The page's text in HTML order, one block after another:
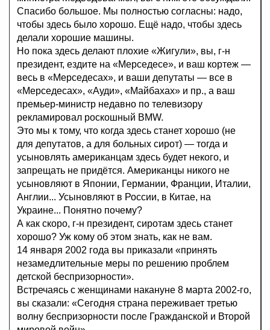
Спасибо большое. Мы полностью согласны: надо,
чтобы здесь было хорошо. Ещё надо, чтобы здесь
делали хорошие машины.
Но пока здесь делают плохие «Жигули», вы, г-н
президент, ездите на «Мерседесе», и ваш кортеж —
весь в «Мерседесах», и ваши депутаты — все в
«Мерседесах», «Ауди», «Майбахах» и пр., а ваш
премьер-министр недавно по телевизору
рекламировал роскошный BMW.
Это мы к тому, что когда здесь станет хорошо (не
для депутатов, а для больных сирот) — тогда и
усыновлять американцам здесь будет некого, и
запрещать не придётся. Американцы никого не
усыновляют в Японии, Германии, Франции, Италии,
Англии... Усыновляют в России, в Китае, на
Украине... Понятно почему?
А как скоро, г-н президент, сиротам здесь станет
хорошо? Уж кому об этом знать, как не вам.
14 января 2002 года вы приказали «принять
незамедлительные меры по решению проблем
детской беспризорности».
Встречаясь с женщинами накануне 8 марта 2002-го,
вы сказали: «Сегодня страна переживает третью
волну беспризорности после Гражданской и Второй